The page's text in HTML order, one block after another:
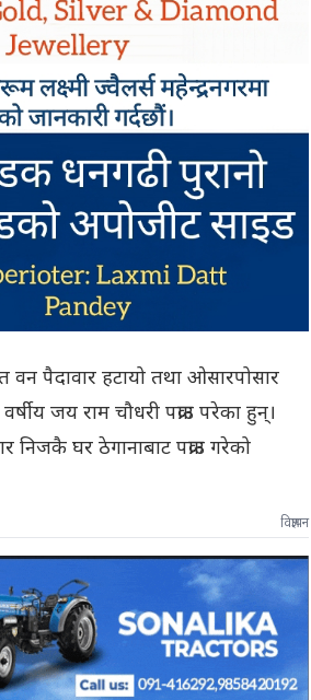
पैदावार हटायो तथा ओसारपोसार
जय राम चौधरी पक्राउ परेका हुन्।
निजकै घर ठेगानाबाट पक्राउ गरेको
विज्ञापन